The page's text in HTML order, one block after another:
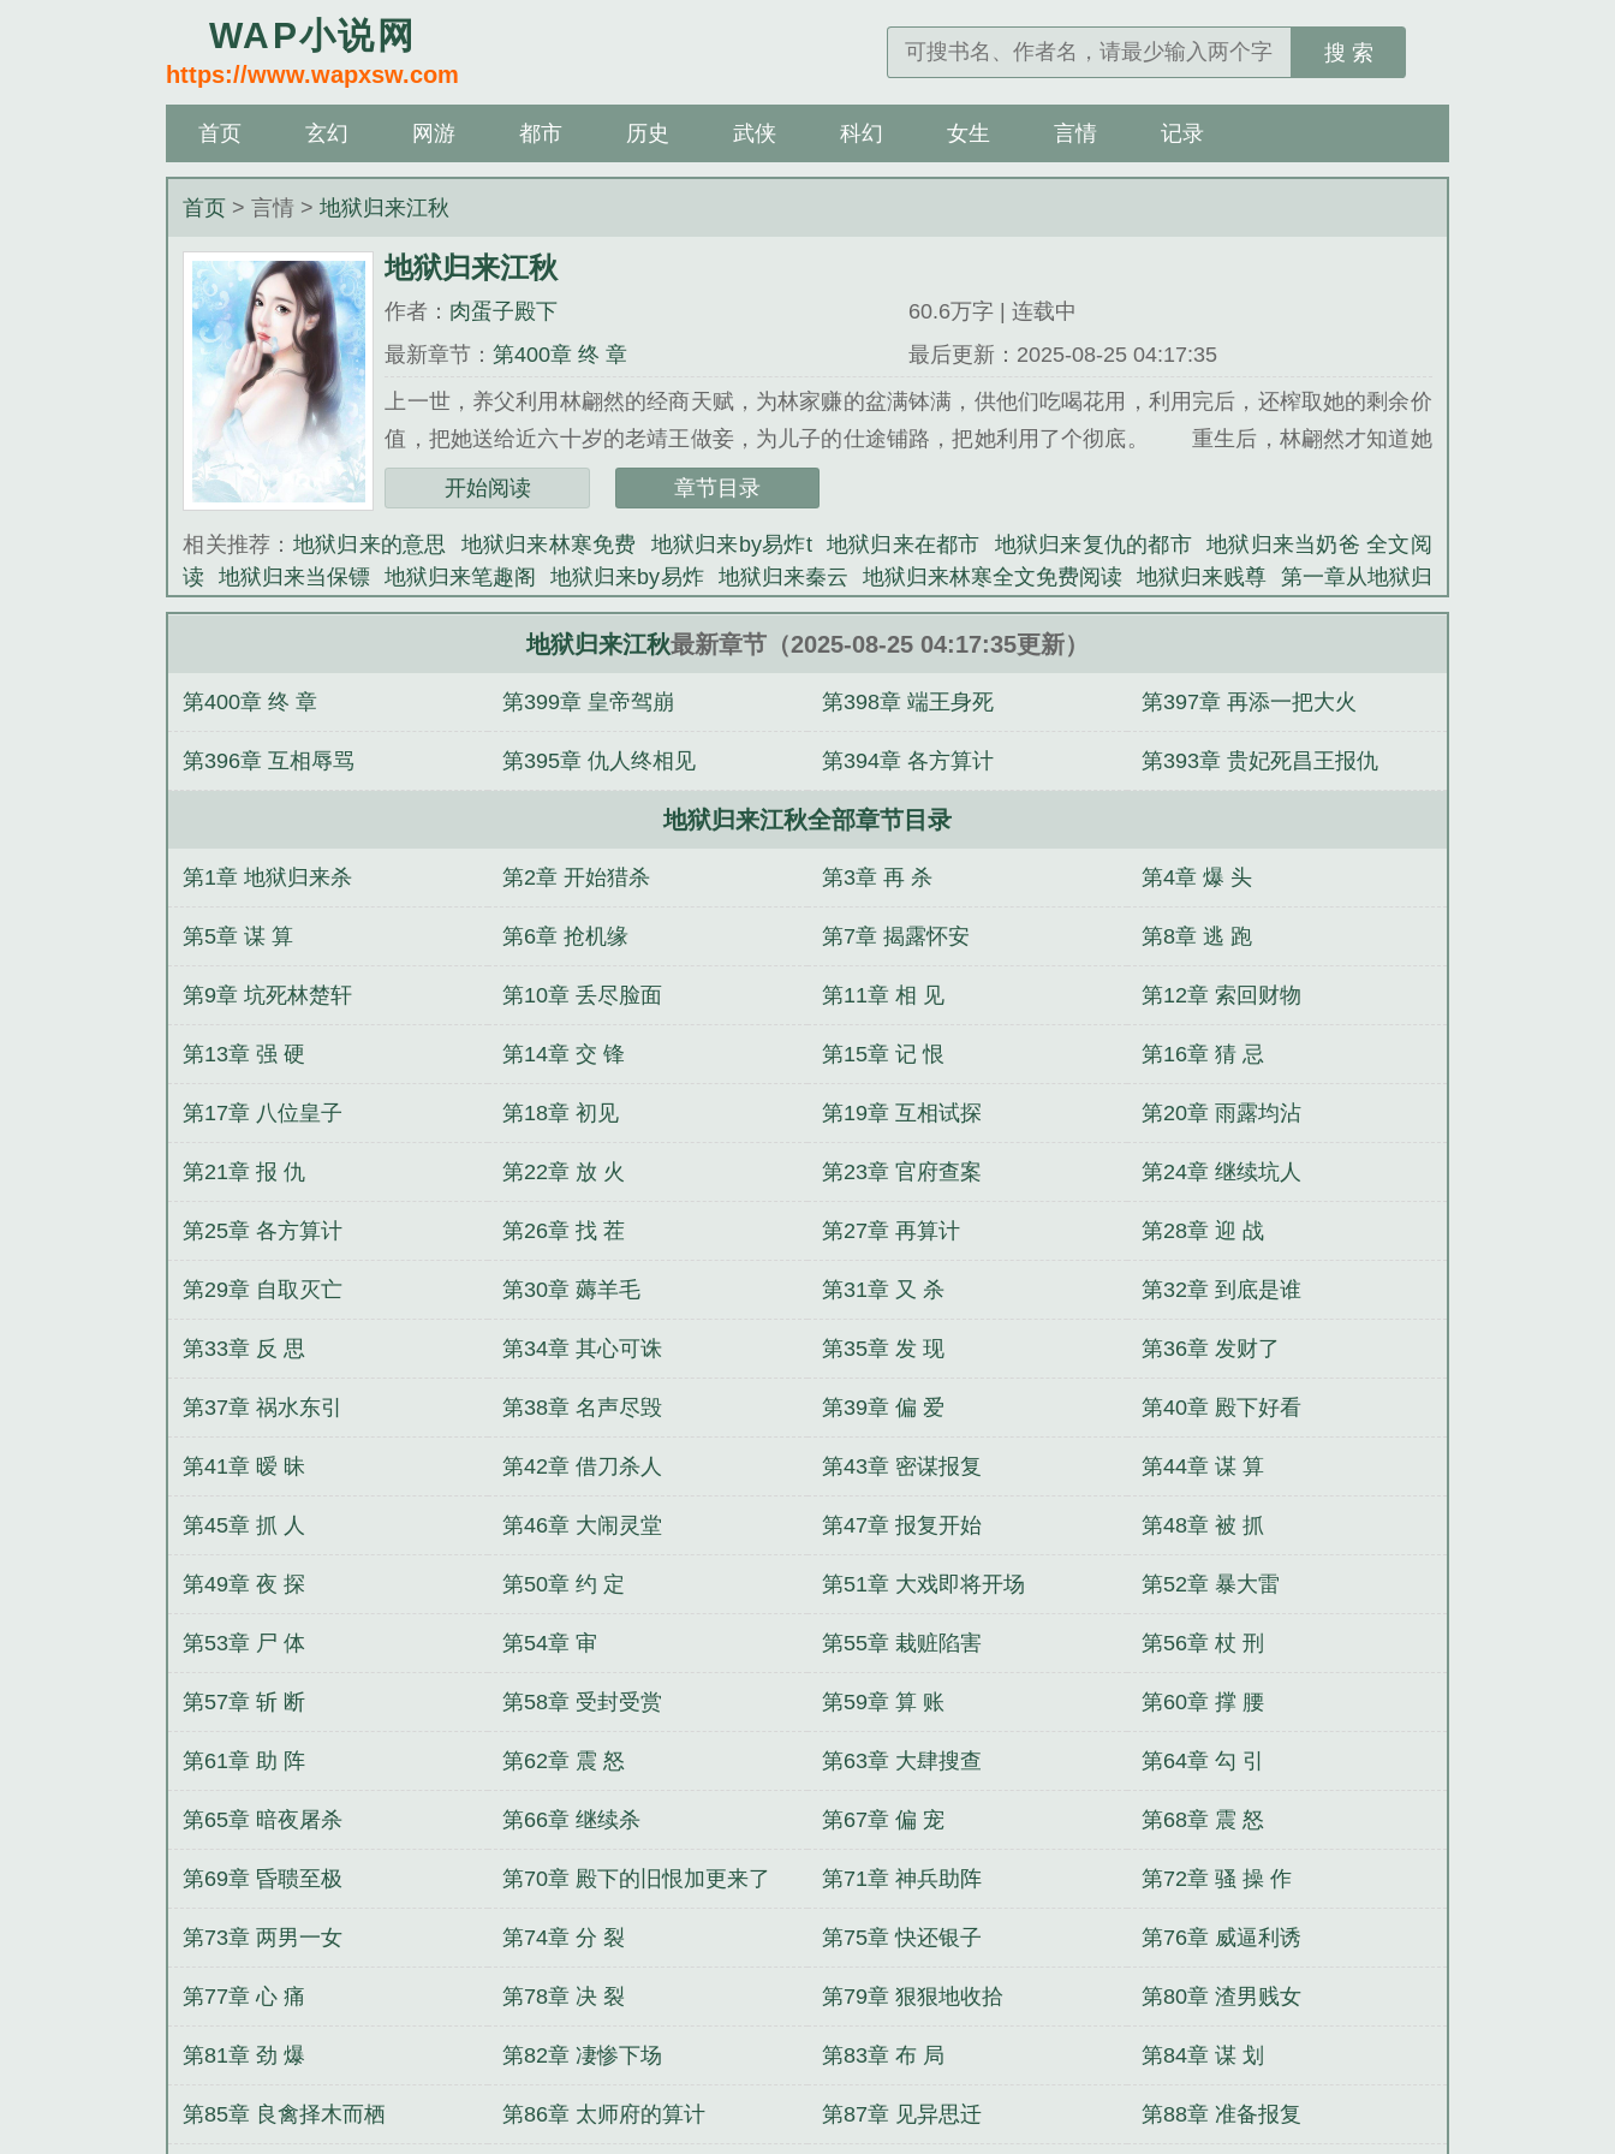
WAP小说网
https://www.wapxsw.com
搜 索
首页 玄幻 网游 都市 历史 武侠 科幻 女生 言情 记录
首页 > 言情 >地狱归来江秋
地狱归来江秋
作者： 肉蛋子殿下
60.6万字 | 连载中
最新章节：第400章 终 章
最后更新：2025-08-25 04:17:35
上一世，养父利用林翩然的经商天赋，为林家赚的盆满钵满，供他们吃喝花用，利用完后，还榨取她的剩余价
值，把她送给近六十岁的老靖王做妾，为儿子的仕途铺路，把她利用了个彻底。 重生后，林翩然才知道她
是护国公府丢失…...
《地狱归来江秋》是肉蛋子殿下精心创作的言情类小说。
开始阅读 章节目录
相关推荐： 地狱归来的意思 地狱归来林寒免费 地狱归来by易炸t 地狱归来在都市 地狱归来复仇的都市
地狱归来当奶爸 全文阅
读
地狱归来当保镖 地狱归来笔趣阁 地狱归来by易炸 地狱归来秦云 地狱归来林寒全文免费阅读 地狱归来贱尊
第一章从地狱归
来 地狱归来易炸 地狱归来by 我高嫁后夺凤位gl 仇人颤抖 地狱归来林寒 我高嫁后夺凤位免费阅读 我从地狱归来 地狱归来免
地狱归来江秋 地狱归来易炸全文阅读 地狱归来by易 地狱归来当保镖全文免费阅读
地狱归来江秋最新章节（2025-08-25 04:17:35更新）
第400章 终 章 第399章 皇帝驾崩 第398章 端王身死 第397章 再添一把大火
第396章 互相辱骂 第395章 仇人终相见 第394章 各方算计 第393章 贵妃死昌王报仇
地狱归来江秋全部章节目录
第1章 地狱归来杀 第2章 开始猎杀 第3章 再 杀 第4章 爆 头
第5章 谋 算 第6章 抢机缘 第7章 揭露怀安 第8章 逃 跑
第9章 坑死林楚轩 第10章 丢尽脸面 第11章 相 见 第12章 索回财物
第13章 强 硬 第14章 交 锋 第15章 记 恨 第16章 猜 忌
第17章 八位皇子 第18章 初见 第19章 互相试探 第20章 雨露均沾
第21章 报 仇 第22章 放 火 第23章 官府查案 第24章 继续坑人
第25章 各方算计 第26章 找 茬 第27章 再算计 第28章 迎 战
第29章 自取灭亡 第30章 薅羊毛 第31章 又 杀 第32章 到底是谁
第33章 反 思 第34章 其心可诛 第35章 发 现 第36章 发财了
第37章 祸水东引 第38章 名声尽毁 第39章 偏 爱 第40章 殿下好看
第41章 暧 昧 第42章 借刀杀人 第43章 密谋报复 第44章 谋 算
第45章 抓 人 第46章 大闹灵堂 第47章 报复开始 第48章 被 抓
第49章 夜 探 第50章 约 定 第51章 大戏即将开场 第52章 暴大雷
第53章 尸 体 第54章 审 第55章 栽赃陷害 第56章 杖 刑
第57章 斩 断 第58章 受封受赏 第59章 算 账 第60章 撑 腰
第61章 助 阵 第62章 震 怒 第63章 大肆搜查 第64章 勾 引
第65章 暗夜屠杀 第66章 继续杀 第67章 偏 宠 第68章 震 怒
第69章 昏聩至极 第70章 殿下的旧恨加更来了 第71章 神兵助阵 第72章 骚 操 作
第73章 两男一女 第74章 分 裂 第75章 快还银子 第76章 威逼利诱
第77章 心 痛 第78章 决 裂 第79章 狠狠地收拾 第80章 渣男贱女
第81章 劲 爆 第82章 凄惨下场 第83章 布 局 第84章 谋 划
第85章 良禽择木而栖 第86章 太师府的算计 第87章 见异思迁 第88章 准备报复